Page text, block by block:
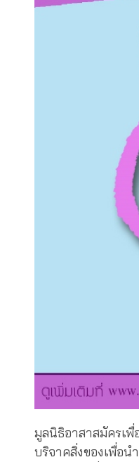
มูลนิธิอาสาสมัครเพื่
บริจาคสิ่งของเพื่อน